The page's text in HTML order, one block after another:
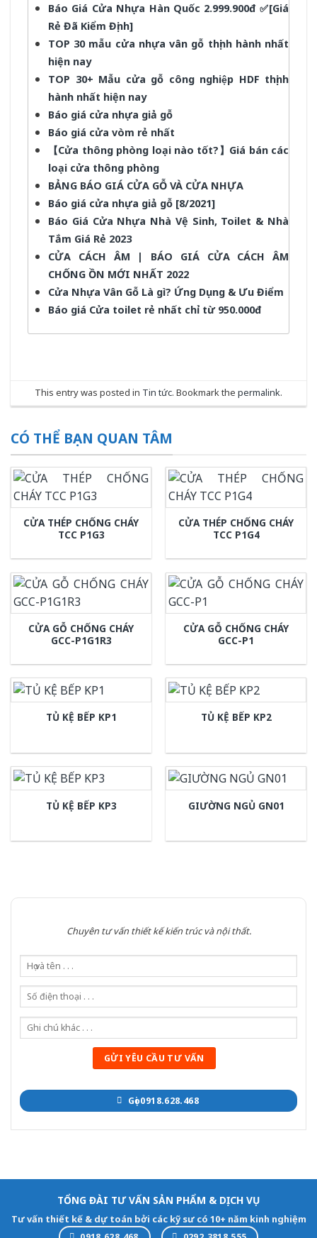
Báo Giá Cửa Nhựa Hàn Quốc 2.999.900đ ✅[Giá
Rẻ Đã Kiểm Định]
TOP 30 mẫu cửa nhựa vân gỗ thịnh hành nhất
hiện nay
TOP 30+ Mẫu cửa gỗ công nghiệp HDF thịnh
hành nhất hiện nay
Báo giá cửa nhựa giả gỗ
Báo giá cửa vòm rẻ nhất
【Cửa thông phòng loại nào tốt?】Giá bán các
loại cửa thông phòng
BẢNG BÁO GIÁ CỬA GỖ VÀ CỬA NHỰA
Báo giá cửa nhựa giả gỗ [8/2021]
Báo Giá Cửa Nhựa Nhà Vệ Sinh, Toilet & Nhà
Tắm Giá Rẻ 2023
CỬA CÁCH ÂM | BÁO GIÁ CỬA CÁCH ÂM
CHỐNG ỒN MỚI NHẤT 2022
Cửa Nhựa Vân Gỗ Là gì? Ứng Dụng & Ưu Điểm
Báo giá Cửa toilet rẻ nhất chỉ từ 950.000đ
This entry was posted in Tin tức. Bookmark the permalink.
CÓ THỂ BẠN QUAN TÂM
CỬA THÉP CHỐNG CHÁY
TCC P1G3
CỬA THÉP CHỐNG CHÁY
TCC P1G4
CỬA GỖ CHỐNG CHÁY
GCC-P1G1R3
CỬA GỖ CHỐNG CHÁY
GCC-P1
TỦ KỆ BẾP KP1 TỦ KỆ BẾP KP2
TỦ KỆ BẾP KP3 GIƯỜNG NGỦ GN01
Chuyên tư vấn thiết kế kiến trúc và nội thất.
Gọi 0918.628.468
TỔNG ĐÀI TƯ VẤN SẢN PHẨM & DỊCH VỤ
Tư vấn thiết kế & dự toán bởi các kỹ sư có 10+ năm kinh nghiệm